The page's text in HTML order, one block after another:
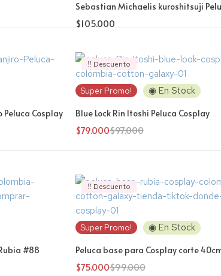
Sebastian Michaelis kuroshitsuji
$105.000
Cosplay
Super Promo! ◉ En Stock
‼️ Descuento
Blue Lock Rin Itoshi Peluca Cosplay
$97.000
$79.000
#88
Super Promo! ◉ En Stock
‼️ Descuento
Peluca base para Cosplay corte
$99.000
$75.000